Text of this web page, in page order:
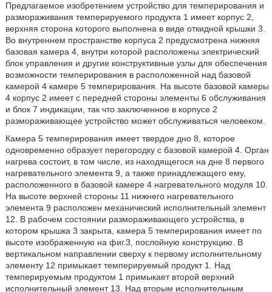
Предлагаемое изобретением устройство для темперирования и
размораживания темперируемого продукта 1 имеет корпус 2,
верхняя сторона которого выполнена в виде откидной крышки 3.
Во внутреннем пространстве корпуса 2 предусмотрена нижняя
базовая камера 4, внутри которой расположены электрический
блок управления и другие конструктивные узлы для обеспечения
возможности темперирования в расположенной над базовой
камерой 4 камере 5 темперирования. На высоте базовой камеры
4 корпус 2 имеет с передней стороны элементы 6 обслуживания
и блок 7 индикации, так что заключенное в корпусе 2
размораживающее устройство может обслуживаться человеком.
Камера 5 темперирования имеет твердое дно 8, которое
одновременно образует перегородку с базовой камерой 4. Орган
нагрева состоит, в том числе, из находящегося на дне 8 первого
нагревательного элемента 9, а также принадлежащего ему,
расположенного в базовой камере 4 нагревательного модуля 10.
На высоте верхней стороны 11 нижнего нагревательного
элемента 9 расположен механический исполнительный элемент
12. В рабочем состоянии размораживающего устройства, в
котором крышка 3 закрыта, камера 5 темперирования имеет по
высоте изображенную на фиг.3, послойную конструкцию. В
вертикальном направлении сверху к первому исполнительному
элементу 12 примыкает темперируемый продукт 1. Над
темперируемым продуктом 1 примыкает второй верхний
исполнительный элемент 13. Над вторым исполнительным